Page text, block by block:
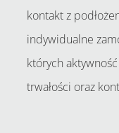
kontakt z
indywidualne
których
trwałości oraz